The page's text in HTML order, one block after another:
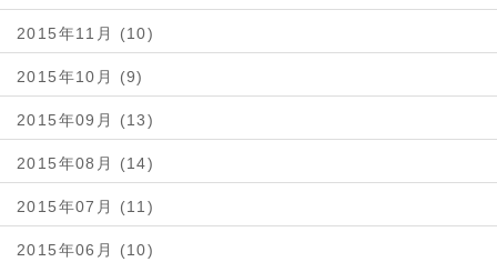
2015年11月 (10)
2015年10月 (9)
2015年09月 (13)
2015年08月 (14)
2015年07月 (11)
2015年06月 (10)